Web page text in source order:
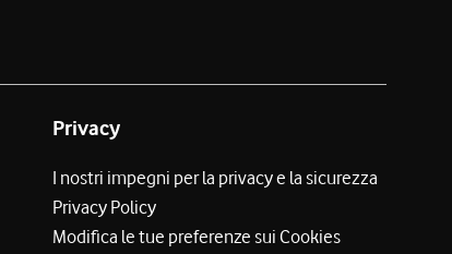
Privacy
I nostri impegni per la privacy e la sicurezza
Privacy Policy
Modifica le tue preferenze sui Cookies